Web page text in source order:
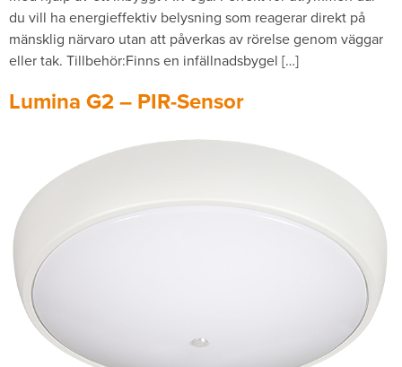
du vill ha energieffektiv belysning som reagerar direkt på
mänsklig närvaro utan att påverkas av rörelse genom väggar
eller tak. Tillbehör:Finns en infällnadsbygel […]
Lumina G2 – PIR-Sensor